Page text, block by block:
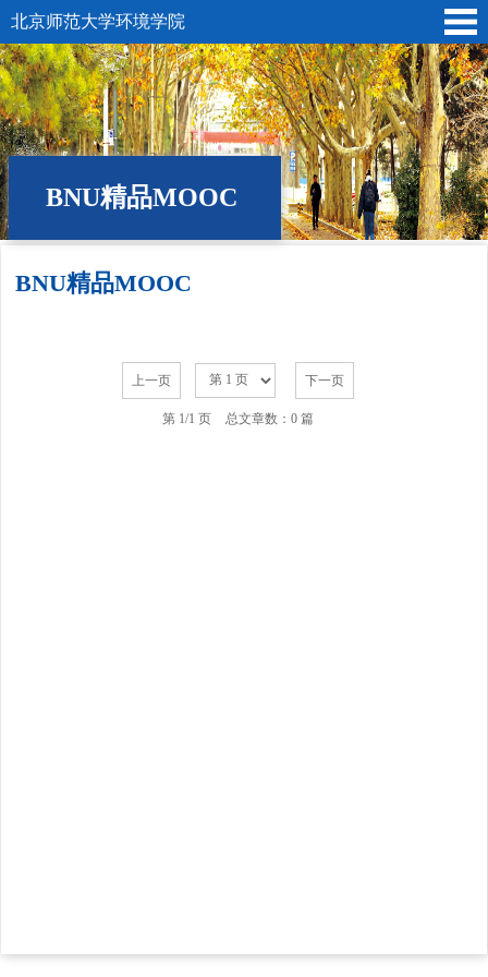
北京师范大学环境学院
BNU精品MOOC
BNU精品MOOC
位置:首页» BNU精品MOOC
上一页 下一页
第 1/1 页 总文章数：0 篇